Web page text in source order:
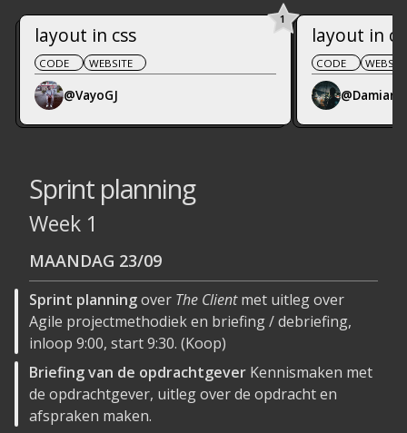
layout in css
1
CODE WEBSITE
@VayoGJ
layout in
CODE
Sprint planning
Week 1
MAANDAG 23/09
Sprint planningover The Client met uitleg over
Agile projectmethodiek en briefing / debriefing,
inloop 9:00, start 9:30. (Koop)
Briefing van de opdrachtgever Kennismaken met
de opdrachtgever, uitleg over de opdracht en
afspraken maken.